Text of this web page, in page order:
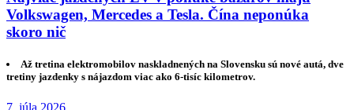
Volkswagen, Mercedes a Tesla. Čína neponúka
skoro nič
Až tretina elektromobilov naskladnených na Slovensku sú nové autá, dve
tretiny jazdenky s nájazdom viac ako 6-tisíc kilometrov.